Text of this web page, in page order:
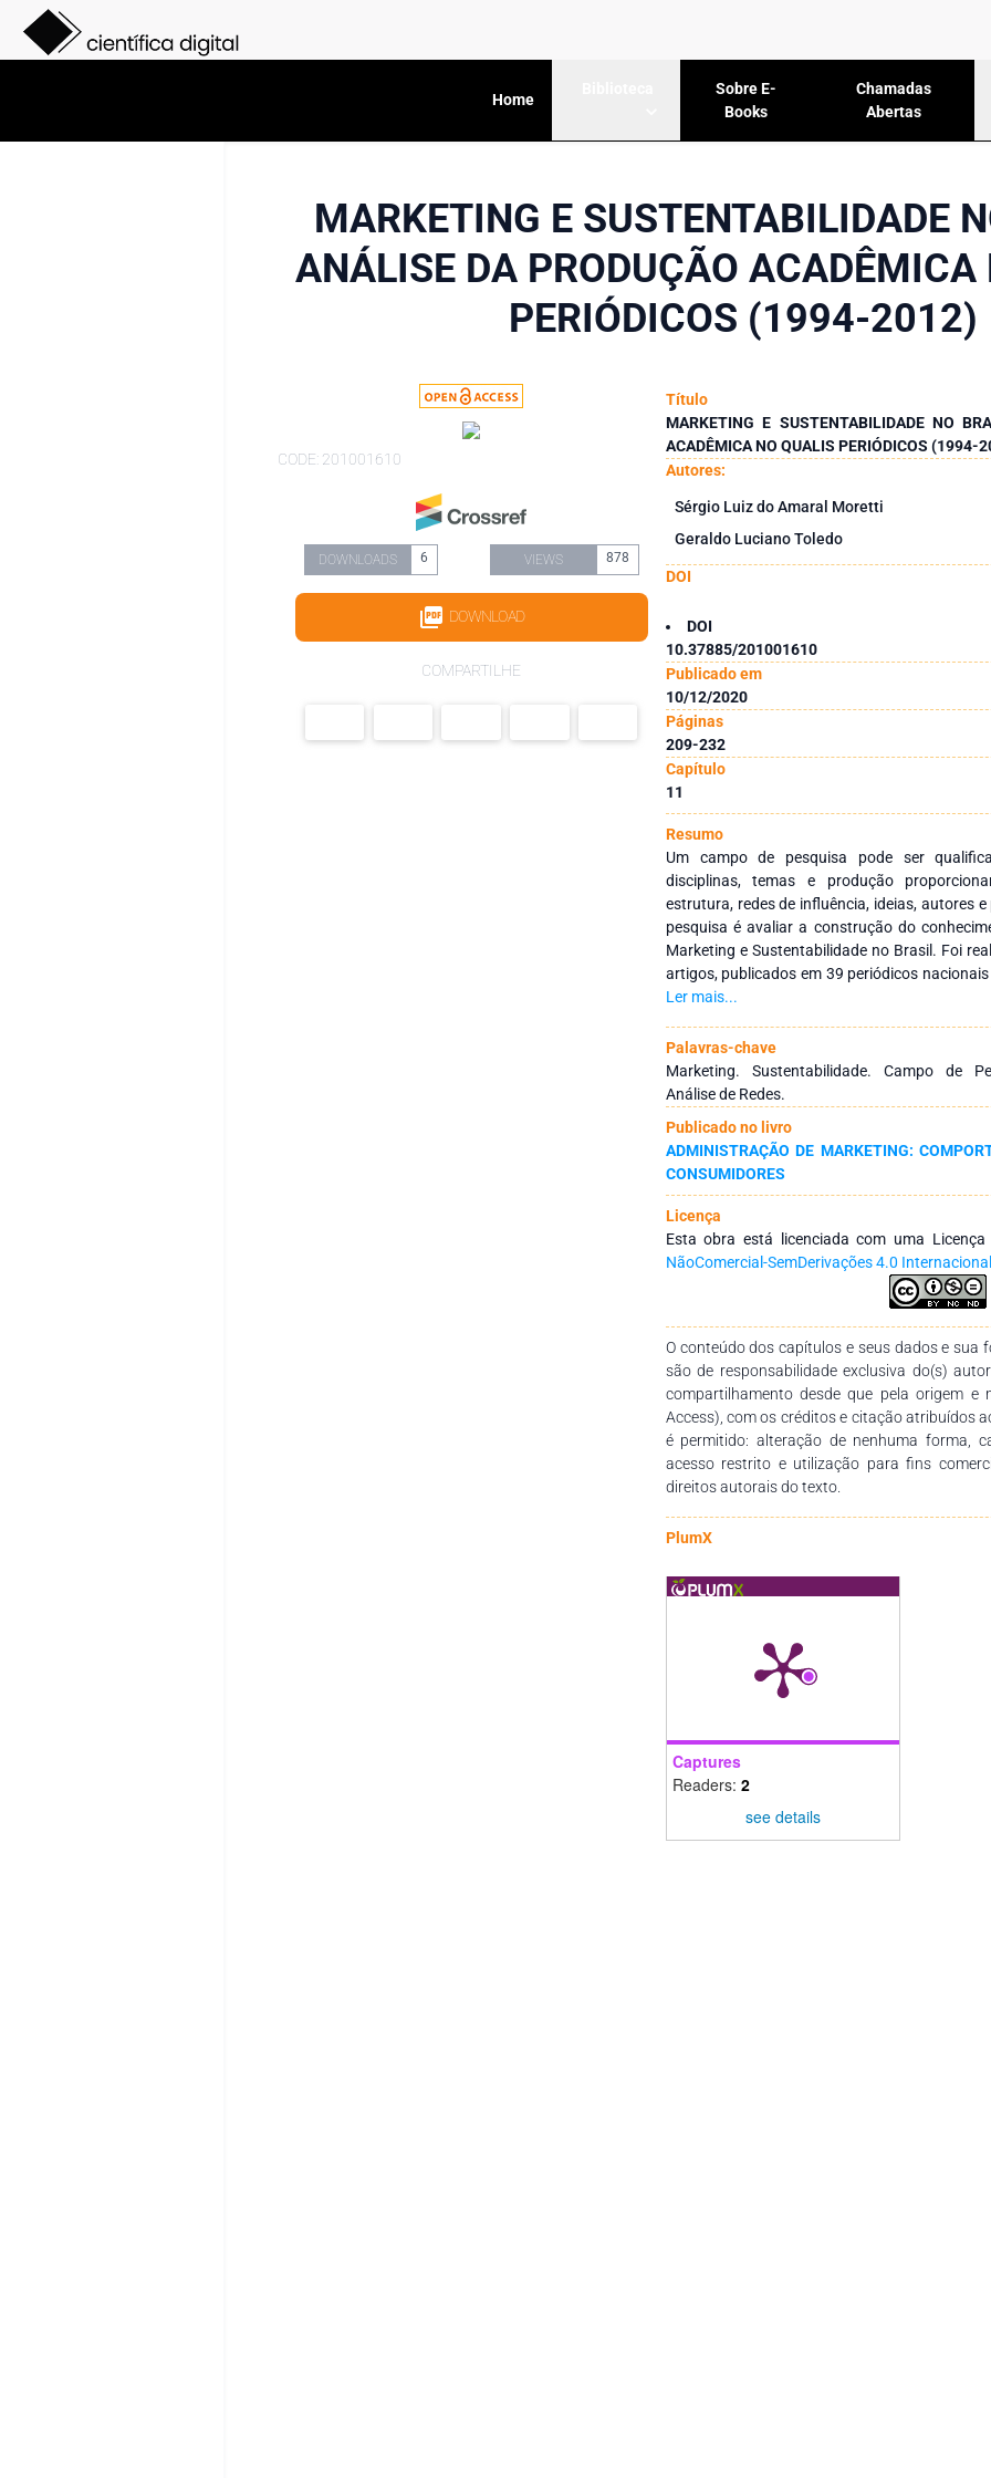
Home
Sobre E-
Books
Chamadas
Abertas
MARKETING E SUSTENTABILIDADE
ANÁLISE DA PRODUÇÃO ACADÊMICA
PERIÓDICOS (1994-2012)
CODE: 201001610
DOWNLOADS 6 VIEWS 878
DOWNLOAD
COMPARTILHE
Título
MARKETING E SUSTENTABILIDADE NO
ACADÊMICA NO QUALIS PERIÓDICOS (1994-
Autores:
Sérgio Luiz do Amaral Moretti
Geraldo Luciano Toledo
DOI
DOI
10.37885/201001610
Publicado em
10/12/2020
Páginas
209-232
Capítulo
11
Resumo
Um campo de pesquisa pode ser
disciplinas, temas e produção
estrutura, redes de influência, ideias, autores
pesquisa é avaliar a construção do
Marketing e Sustentabilidade no Brasil. Foi
artigos, publicados em 39 periódicos nacionais
no Qualis da área de Administração,
abordagens bibliométricas e de redes. Os
de pesquisa ainda carece de estrutura
teóricas encontram-se dispersas entre um
maioria trata de questões gerais ou reflete
consolidados. A análise das redes revelou
pesquisadores há pouca cooperação. Os
bibliométrica constataram a existência de
assimetria entre as obras mais referenciadas
e as usadas pelas publicações nacionais,
pesquisas. Como contribuição acadêmica
levantamento de caráter censitário, já que
periódicos mencionados foram analisados.
palavras-chaves mais utilizadas não
internacionais assim como às referências
Ler mais...
Palavras-chave
Marketing. Sustentabilidade. Campo de
Análise de Redes.
Publicado no livro
ADMINISTRAÇÃO DE MARKETING:
CONSUMIDORES
Licença
Esta obra está licenciada com uma
NãoComercial-SemDerivações 4.0 Internacional
O conteúdo dos capítulos e seus dados e sua
são de responsabilidade exclusiva do(s)
compartilhamento desde que pela origem e
Access), com os créditos e citação atribuídos
é permitido: alteração de nenhuma forma,
acesso restrito e utilização para fins
direitos autorais do texto.
PlumX
Captures
Readers: 2
see details